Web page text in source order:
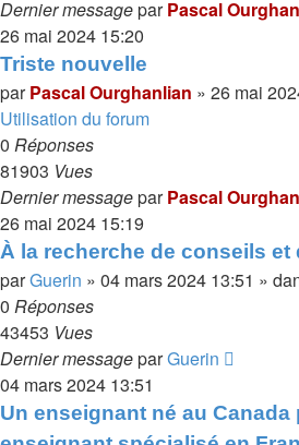
Dernier messageparPascal
26 mai 2024 15:20
Triste nouvelle
parPascal Ourghanlian » 26 mai
Utilisation du forum
0 Réponses
81903 Vues
Dernier messageparPascal
26 mai 2024 15:19
À la recherche de conseils
parGuerin » 04 mars 2024 13:51 »
0 Réponses
43453 Vues
Dernier messageparGuerin
04 mars 2024 13:51
Un enseignant né au